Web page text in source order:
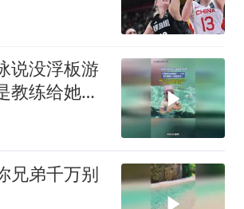
说没浮板游
教练给她抠
兄弟千万别